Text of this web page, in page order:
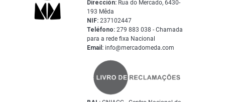
Dirección: Rua do Mercado, 6430-
193 Mêda
NIF: 237102447
Teléfono: 279 883 038 - Chamada
para a rede fixa Nacional
Email: info@mercadomeda.com